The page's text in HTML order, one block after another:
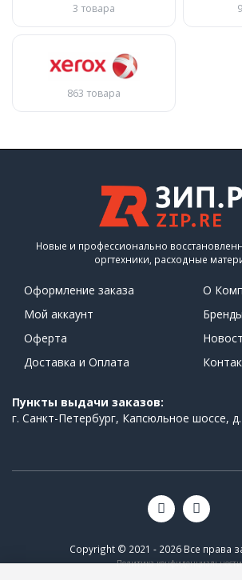
3 товара
863 товара
Новые и профессионально
оргтехники, расходные
Оформление заказа
Мой аккаунт
Оферта
Доставка и Оплата
О
Бренды
Пункты выдачи заказов:
г. Санкт-Петербург, Капсюльное шоссе,
Copyright © 2021 - 2026 Все права
Политика конфиденциальности